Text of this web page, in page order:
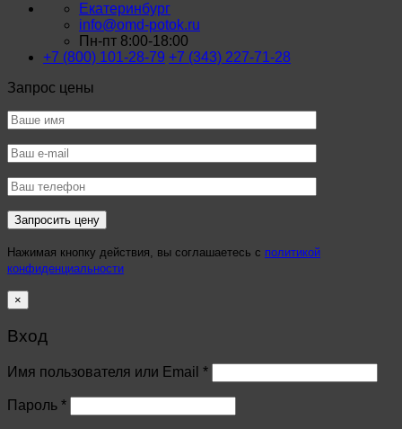
Екатеринбург
info@omd-potok.ru
Пн-пт 8:00-18:00
+7 (800) 101-28-79 +7 (343) 227-71-28
Запрос цены
Нажимая кнопку действия, вы соглашаетесь с политикой
конфиденциальности
×
Вход
Имя пользователя или Email *
Пароль *